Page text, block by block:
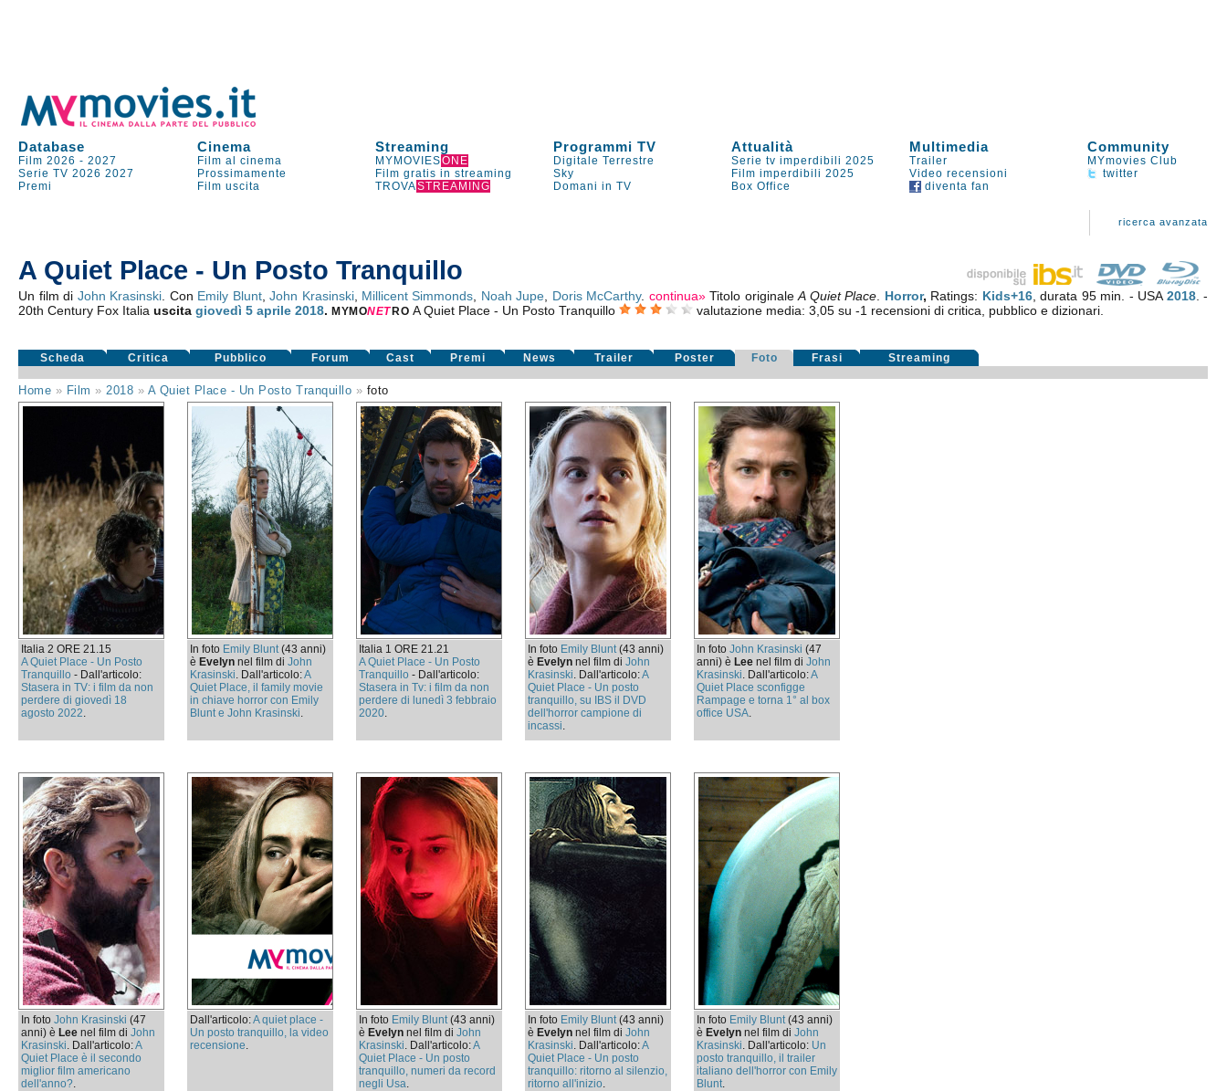
Database Cinema Streaming Programmi TV Attualità Multimedia Community
Film 2026 -2027 Film al cinema MYMOVIESONE Digitale Terrestre Serie tv imperdibili 2025 Trailer
MYmovies Club
Serie TV 2026 2027 Prossimamente Film gratis in streaming Sky Film imperdibili 2025 Video recensioni
twitter
Premi
Film uscita TROVASTREAMING Domani in TV Box Office diventa fan
ricerca avanzata
A Quiet Place - Un Posto Tranquillo
Un film di John Krasinski . Con Emily Blunt,John Krasinski, Millicent Simmonds Noah Jupe Doris McCarthy. continua» Titolo originaleA Quiet Place Horror, Ratings: Kids+16, durata 95 min. - USA 2018. -
20th Century Fox Italiauscitagiovedì 5 aprile 2018.MYMONET RO A Quiet Place - Un Posto Tranquillo valutazione media: 3,05 su -1 recensioni di critica, pubblico e dizionari.
Scheda Critica Pubblico Forum Cast Premi News Trailer Poster Foto Frasi Streaming
Home » Film » 2018 » A Quiet Place - Un Posto Tranquillo » foto
Italia 2 ORE 21.15
A Quiet Place - Un Posto
Tranquillo - Dall'articolo:
Stasera in TV: i film da non
perdere di giovedì 18
agosto 2022.
In foto Emily Blunt(43 anni)
è Evelyn nel film diJohn
Krasinski. Dall'articolo:A
Quiet Place, il family movie
in chiave horror con Emily
Blunt e John Krasinski.
Italia 1 ORE 21.21
A Quiet Place - Un Posto
Tranquillo - Dall'articolo:
Stasera in Tv: i film da non
perdere di lunedì 3 febbraio
2020.
In foto Emily Blunt(43 anni)
è Evelyn nel film diJohn
Krasinski. Dall'articolo:A
Quiet Place - Un posto
tranquillo, su IBS il DVD
dell'horror campione di
incassi.
In fotoJohn Krasinski (47
anni) è Lee nel film diJohn
Krasinski. Dall'articolo:A
Quiet Place sconfigge
Rampage e torna 1° al box
office USA.
In fotoJohn Krasinski (47
anni) è Lee nel film diJohn
Krasinski. Dall'articolo:A
Quiet Place è il secondo
miglior film americano
dell'anno?.
Dall'articolo:A quiet place -
Un posto tranquillo, la video
recensione.
In foto Emily Blunt(43 anni)
è Evelyn nel film diJohn
Krasinski. Dall'articolo:A
Quiet Place - Un posto
tranquillo, numeri da record
negli Usa.
In foto Emily Blunt(43 anni)
è Evelyn nel film diJohn
Krasinski. Dall'articolo:A
Quiet Place - Un posto
tranquillo: ritorno al silenzio,
ritorno all'inizio.
In foto Emily Blunt(43 anni)
è Evelyn nel film diJohn
Krasinski. Dall'articolo: Un
posto tranquillo, il trailer
italiano dell'horror con Emily
Blunt.